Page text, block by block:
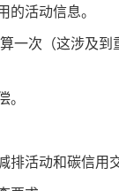
活动信息。
一次（这涉及到
。
活动和碳信用